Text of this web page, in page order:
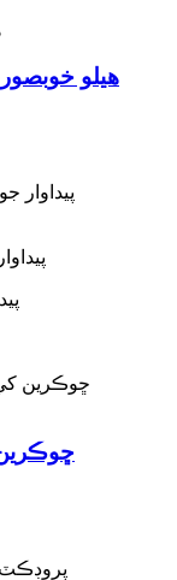
هيلو
پيداوار
ڇوڪرين
پروڊڪٽ